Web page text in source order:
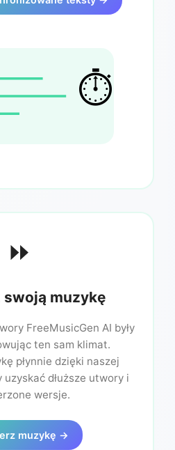
⏱️
⏩
swoją muzykę
FreeMusicGen AI były
ten sam klimat.
płynnie dzięki naszej
dłuższe utwory i
wersje.
muzykę →